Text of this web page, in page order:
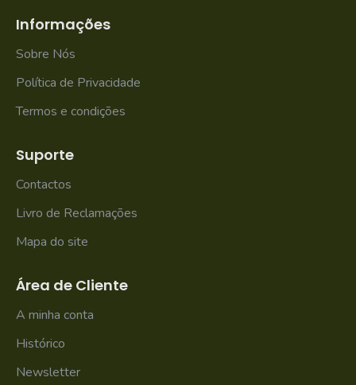
Informações
Sobre Nós
Política de Privacidade
Termos e condições
Suporte
Contactos
Livro de Reclamações
Mapa do site
Área de Cliente
A minha conta
Histórico
Newsletter